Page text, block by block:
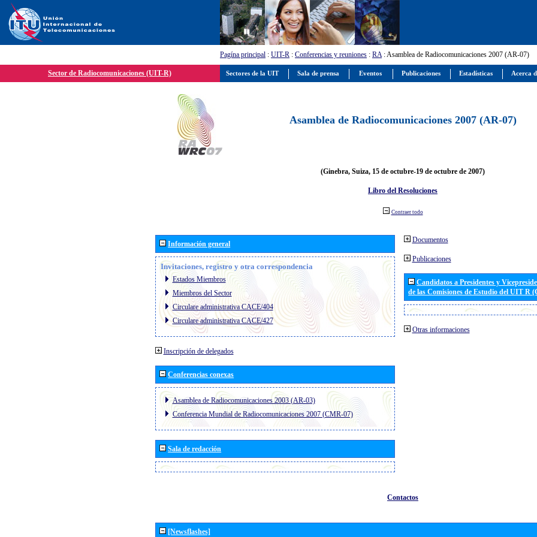
Pagína principal : UIT-R : Conferencias y reuniones : RA: Asamblea de Radiocomunicaciones 2007 (AR-07)
Sector de Radiocomunicaciones (UIT-R)
Asamblea de Radiocomunicaciones 2007 (AR-07)
(Ginebra, Suiza, 15 de octubre-19 de octubre de 2007)
Libro del Resoluciones
Contraer todo
Información general
Invitaciones, registro y otra correspondencia
Estados Miembros
Miembros del Sector
Circulare administrativa CACE/404
Circulare administrativa CACE/427
Inscripción de delegados
Conferencias conexas
Asamblea de Radiocomunicaciones 2003 (AR-03)
Conferencia Mundial de Radiocomunicaciones 2007 (CMR-07)
Sala de redacción
Documentos
Publicaciones
Candidatos a Presidentes y
de las Comisiones de Estudio del UIT R
Otras informaciones
Contactos
[Newsflashes]
Sectores de la UIT Sala de prensa Eventos Publicaciones Estadísticas Acerca